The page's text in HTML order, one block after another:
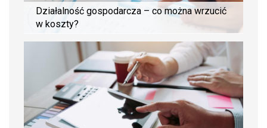
Działalność gospodarcza – co można wrzucić
w koszty?